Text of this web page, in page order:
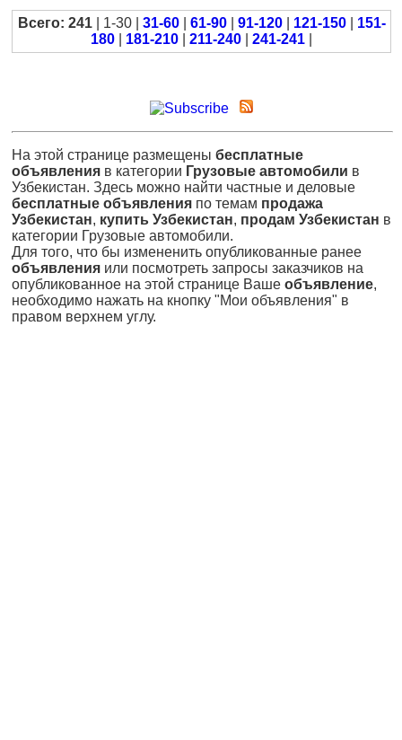
Всего: 241| 1-30 | 31-60| 61-90| 91-120| 121-150| 151-
180
181-210 211-240 241-241
На этой странице размещены бесплатные
объявления в категории Грузовые автомобили в
Узбекистан. Здесь можно найти частные и деловые
бесплатные объявления по темам продажа
Узбекистан, купить Узбекистан, продам Узбекистан в
категории Грузовые автомобили.
Для того, что бы измененить опубликованные ранее
объявления или посмотреть запросы заказчиков на
опубликованное на этой странице Ваше объявление,
необходимо нажать на кнопку "Мои объявления" в
правом верхнем углу.